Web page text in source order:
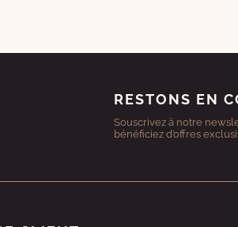
RESTONS EN
Souscrivez à notre
bénéficiez d’offres